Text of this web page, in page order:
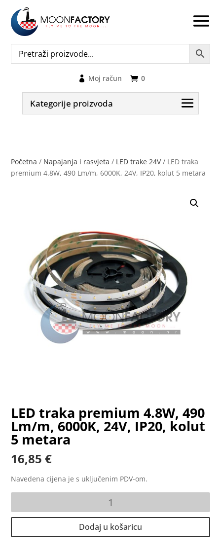
0
Moj račun
Kategorije proizvoda
Početna / Napajanja i rasvjeta / LED trake 24V/ LED traka
premium 4.8W, 490 Lm/m, 6000K, 24V, IP20, kolut 5 metara
LED traka premium 4.8W, 490
Lm/m, 6000K, 24V, IP20, kolut
5 metara
16,85€
Navedena cijena je s uključenim PDV-om.
premium
Dodaj u košaricu